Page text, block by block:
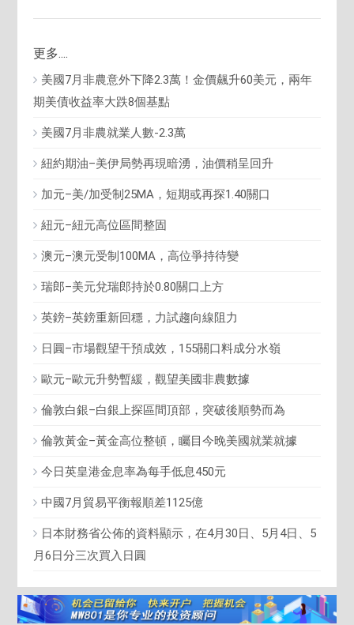
更多....
美國7月非農意外下降2.3萬！金價飆升60美元，兩年
期美債收益率大跌8個基點
美國7月非農就業人數-2.3萬
紐約期油–美伊局勢再現暗湧，油價稍呈回升
加元–美/加受制25MA，短期或再探1.40關口
紐元–紐元高位區間整固
澳元–澳元受制100MA，高位爭持待變
瑞郎–美元兌瑞郎持於0.80關口上方
英鎊–英鎊重新回穩，力試趨向線阻力
日圓–市場觀望干預成效，155關口料成分水嶺
歐元–歐元升勢暫緩，觀望美國非農數據
倫敦白銀–白銀上探區間頂部，突破後順勢而為
倫敦黃金–黃金高位整頓，矚目今晚美國就業就據
今日英皇港金息率為每手低息450元
中國7月貿易平衡報順差1125億
日本財務省公佈的資料顯示，在4月30日、5月4日、5
月6日分三次買入日圓